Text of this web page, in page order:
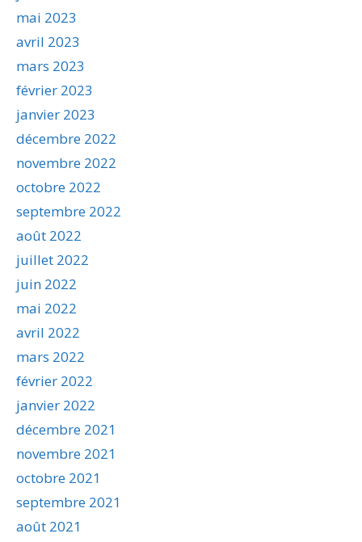
mai 2023
avril 2023
mars 2023
février 2023
janvier 2023
décembre 2022
novembre 2022
octobre 2022
septembre 2022
août 2022
juillet 2022
juin 2022
mai 2022
avril 2022
mars 2022
février 2022
janvier 2022
décembre 2021
novembre 2021
octobre 2021
septembre 2021
août 2021